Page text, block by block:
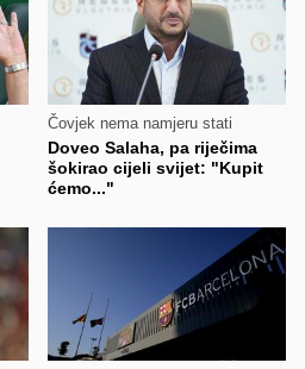
Čovjek nema namjeru stati
Doveo Salaha, pa riječima
šokirao cijeli svijet: "Kupit
ćemo..."